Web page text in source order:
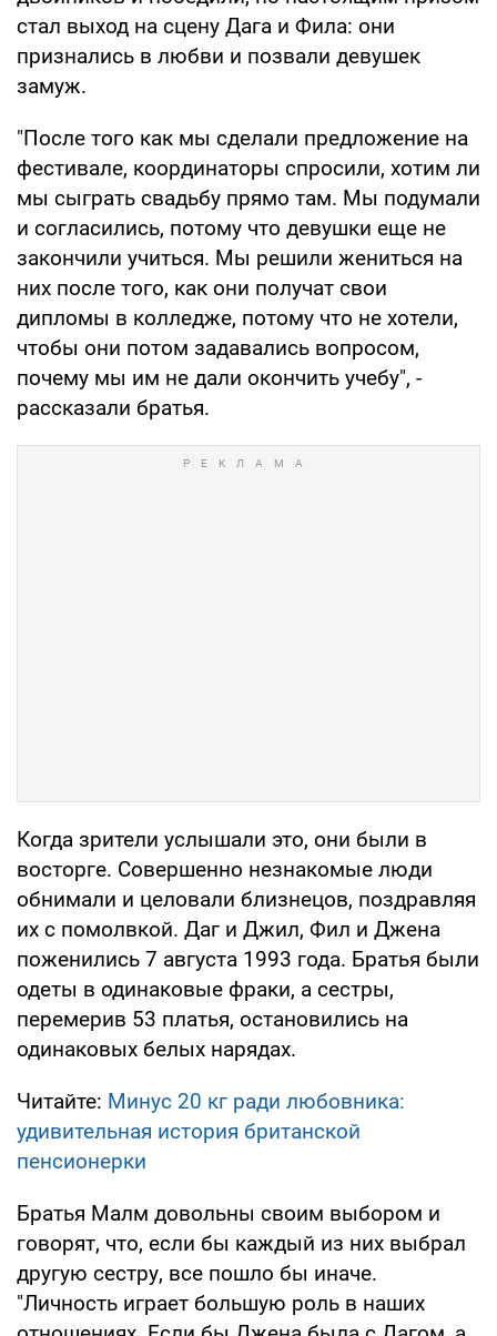
стал выход на сцену Дага и Фила: они
признались в любви и позвали девушек
замуж.
"После того как мы сделали предложение на
фестивале, координаторы спросили, хотим ли
мы сыграть свадьбу прямо там. Мы подумали
и согласились, потому что девушки еще не
закончили учиться. Мы решили жениться на
них после того, как они получат свои
дипломы в колледже, потому что не хотели,
чтобы они потом задавались вопросом,
почему мы им не дали окончить учебу", -
рассказали братья.
Когда зрители услышали это, они были в
восторге. Совершенно незнакомые люди
обнимали и целовали близнецов, поздравляя
их с помолвкой. Даг и Джил, Фил и Джена
поженились 7 августа 1993 года. Братья были
одеты в одинаковые фраки, а сестры,
перемерив 53 платья, остановились на
одинаковых белых нарядах.
Читайте: Минус 20 кг ради любовника:
удивительная история британской
пенсионерки
Братья Малм довольны своим выбором и
говорят, что, если бы каждый из них выбрал
другую сестру, все пошло бы иначе.
"Личность играет большую роль в наших